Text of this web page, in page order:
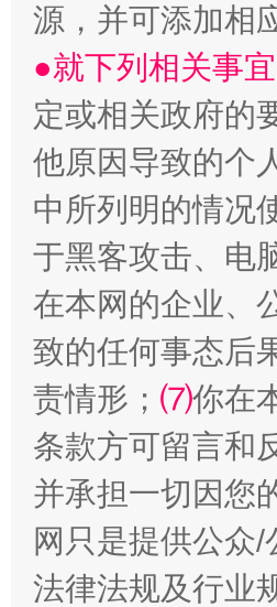
阿坝州三大球赛在茂县开
国家大学科技园优化重塑工
源，并可添加相
●就下列相关事
定或相关政府的
他原因导致的个
中所列明的情况
于黑客攻击、电
在本网的企业、
致的任何事态后
责情形； ⑺你在
条款方可留言和
并承担一切因您
网只是提供公众
法律法规及行业